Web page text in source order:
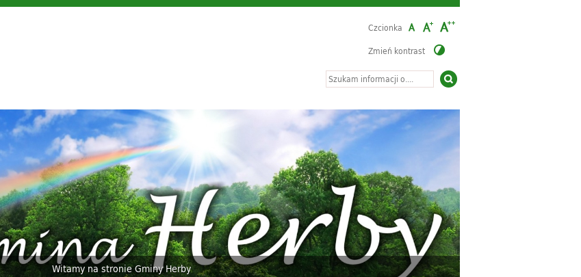
Czcionka
Zmień kontrast
Witamy na stronie Gminy Herby